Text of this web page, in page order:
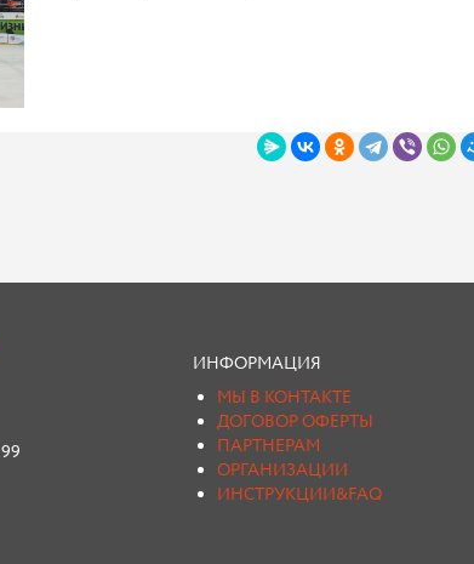
ИНФОРМАЦИЯ
МЫ В КОНТАКТЕ
ДОГОВОР ОФЕРТЫ
ПАРТНЕРАМ
ОРГАНИЗАЦИИ
ИНСТРУКЦИИ&FAQ